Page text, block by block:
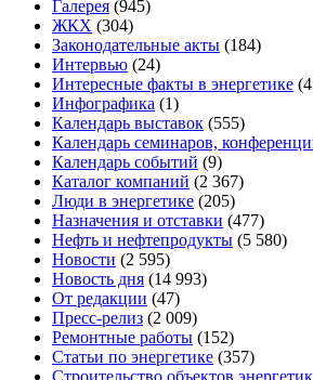
Галерея (945)
ЖКХ (304)
Законодательные акты (184)
Интервью (24)
Интересные факты в энергетике
Инфографика (1)
Календарь выставок (555)
Календарь семинаров,
Календарь событий (9)
Каталог компаний (2 367)
Люди в энергетике (205)
Назначения и отставки (477)
Нефть и нефтепродукты (5 580)
Новости (2 595)
Новость дня (14 993)
От редакции (47)
Пресс-релиз (2 009)
Ремонтные работы (152)
Статьи по энергетике (357)